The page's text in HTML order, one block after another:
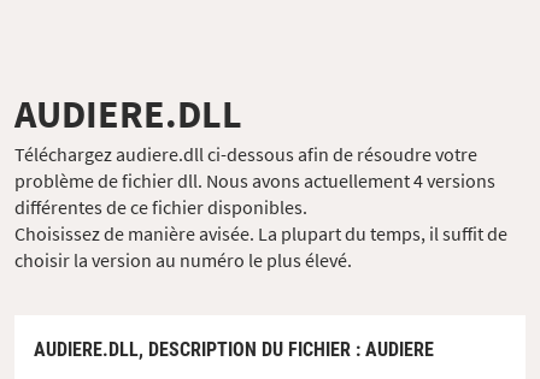
AUDIERE.DLL
Téléchargez audiere.dll ci-dessous afin de résoudre votre
problème de fichier dll. Nous avons actuellement 4 versions
différentes de ce fichier disponibles.
Choisissez de manière avisée. La plupart du temps, il suffit de
choisir la version au numéro le plus élevé.
AUDIERE.DLL, DESCRIPTION DU FICHIER : AUDIERE